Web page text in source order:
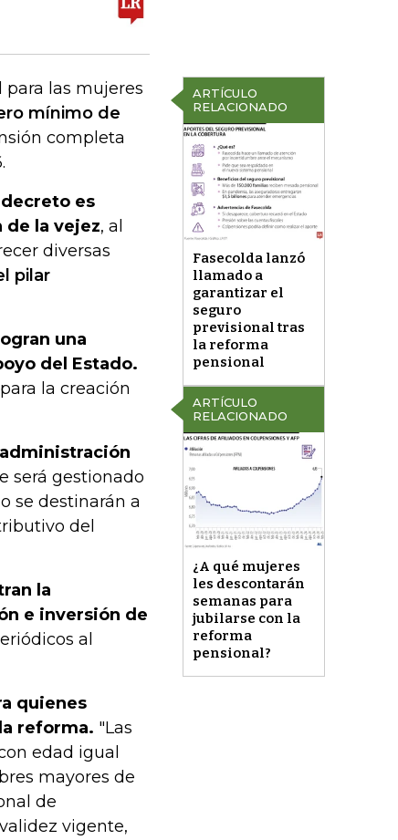
ARTÍCULO
RELACIONADO
Fasecolda lanzó
llamado a
garantizar el
seguro
previsional tras
la reforma
pensional
las mujeres
mínimo de
completa
ARTÍCULO
RELACIONADO
¿A qué mujeres
les descontarán
semanas para
jubilarse con la
reforma
pensional?
es
la vejez, al
diversas
pilar
una
del Estado.
la creación
será gestionado
se destinarán a
del
la
e inversión de
al
quienes
reforma. "Las
edad igual
mayores de
de
vigente,